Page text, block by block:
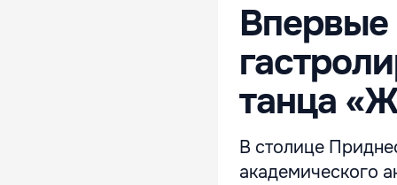
Впервые
танца
В столице
академического